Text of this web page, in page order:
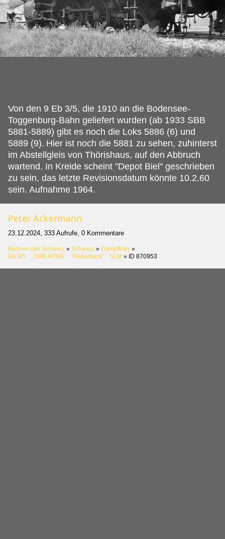
Von den 9 Eb 3/5, die 1910 an die Bodensee-
Toggenburg-Bahn geliefert wurden (ab 1933 SBB
5881-5889) gibt es noch die Loks 5886 (6) und
5889 (9). Hier ist noch die 5881 zu sehen, zuhinterst
im Abstellgleis von Thörishaus, auf den Abbruch
wartend. In Kreide scheint "Depot Biel" geschrieben
zu sein, das letzte Revisionsdatum könnte 10.2.60
sein. Aufnahme 1964.
Peter Ackermann
23.12.2024, 333 Aufrufe, 0 Kommentare
Bahnen der Schweiz » Schweiz » Dampfloks »
Eb 3/5 ·SBB·MThB· 'Habersack' SLM » ID 870953